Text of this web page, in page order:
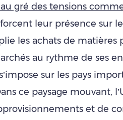
gré des tensions
leur présence sur
les achats de matières
au rythme de ses
sur les pays
ce paysage mouvant,
et de